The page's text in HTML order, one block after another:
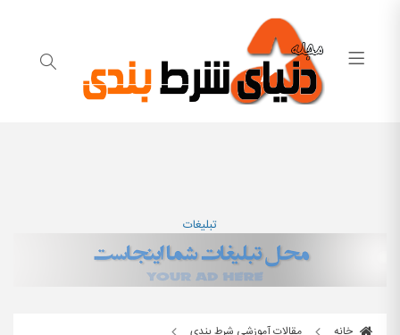
تبلیغات
خانه
مقالات آموزشی شرط بندی